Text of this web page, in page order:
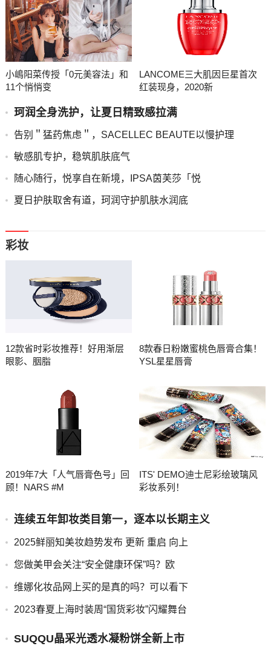
小嶋阳菜传授「0元美容法」和
11个悄悄变
LANCOME三大肌因巨星首次
红装现身，2020新
珂润全身洗护，让夏日精致感拉满
告别＂猛药焦虑＂，SACELLEC BEAUTE以慢护理
敏感肌专护，稳筑肌肤底气
随心随行，悦享自在新境，IPSA茵芙莎「悦
夏日护肤取舍有道，珂润守护肌肤水润底
彩妆
12款省时彩妆推荐！好用渐层
眼影、胭脂
8款春日粉嫩蜜桃色唇膏合集！
YSL星星唇膏
2019年7大「人气唇膏色号」回
顾！NARS #M
ITS' DEMO迪士尼彩绘玻璃风
彩妆系列！
连续五年卸妆类目第一，逐本以长期主义
2025鲜丽知美妆趋势发布 更新 重启 向上
您做美甲会关注“安全健康环保”吗？欧
维娜化妆品网上买的是真的吗？可以看下
2023春夏上海时装周“国货彩妆”闪耀舞台
SUQQU晶采光透水凝粉饼全新上市